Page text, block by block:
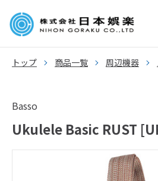
トップ 商品一覧 周辺機器
Basso
Ukulele Basic RUST